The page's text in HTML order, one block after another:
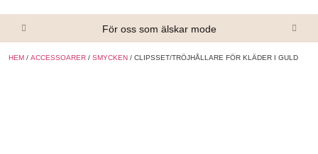
För oss som älskar mode
HEM / ACCESSOARER / SMYCKEN / CLIPSSET/TRÖJHÅLLARE FÖR KLÄDER I GULD